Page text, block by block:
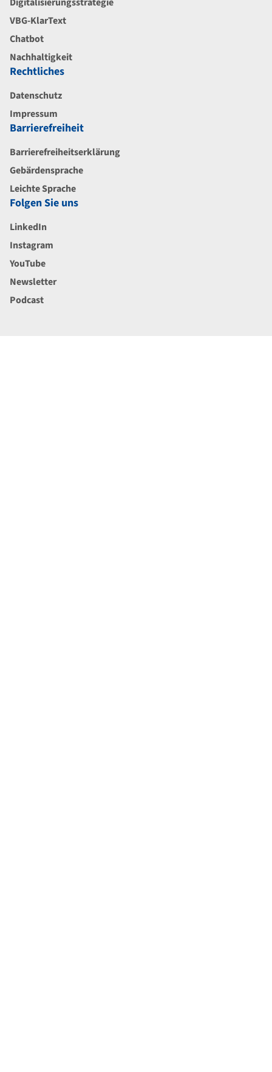
VBG-KlarText
Chatbot
Nachhaltigkeit
Rechtliches
Datenschutz
Impressum
Barrierefreiheit
Barrierefreiheitserklärung
Gebärdensprache
Leichte Sprache
Folgen Sie uns
LinkedIn
Instagram
YouTube
Newsletter
Podcast